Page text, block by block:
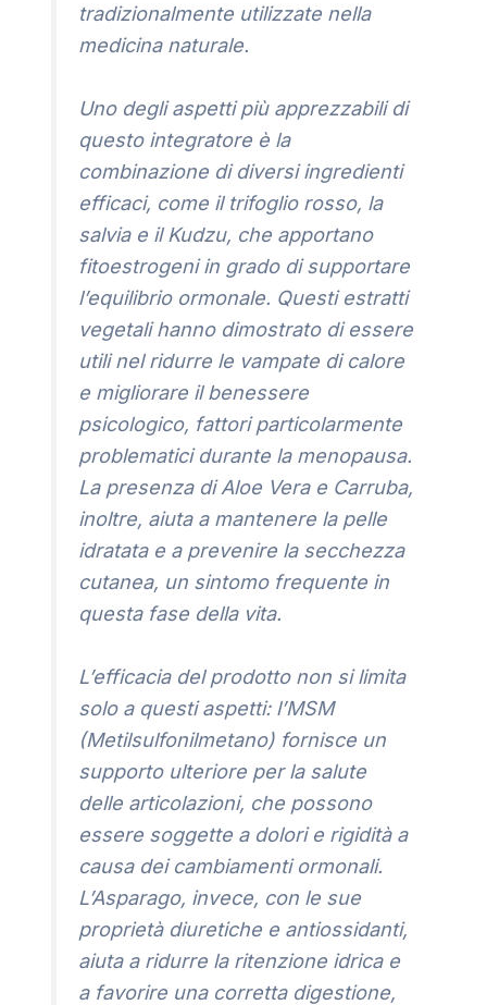
tradizionalmente utilizzate nella
medicina naturale.
Uno degli aspetti più apprezzabili di
questo integratore è la
combinazione di diversi ingredienti
efficaci, come il trifoglio rosso, la
salvia e il Kudzu, che apportano
fitoestrogeni in grado di supportare
l’equilibrio ormonale. Questi estratti
vegetali hanno dimostrato di essere
utili nel ridurre le vampate di calore
e migliorare il benessere
psicologico, fattori particolarmente
problematici durante la menopausa.
La presenza di Aloe Vera e Carruba,
inoltre, aiuta a mantenere la pelle
idratata e a prevenire la secchezza
cutanea, un sintomo frequente in
questa fase della vita.
L’efficacia del prodotto non si limita
solo a questi aspetti: l’MSM
(Metilsulfonilmetano) fornisce un
supporto ulteriore per la salute
delle articolazioni, che possono
essere soggette a dolori e rigidità a
causa dei cambiamenti ormonali.
L’Asparago, invece, con le sue
proprietà diuretiche e antiossidanti,
aiuta a ridurre la ritenzione idrica e
a favorire una corretta digestione,